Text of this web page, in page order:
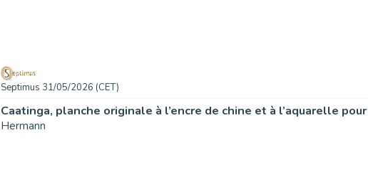
Septimus 31/05/2026 (CET)
Hermann